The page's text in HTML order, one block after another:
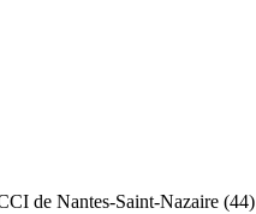
de Nantes-Saint-Nazaire (44)